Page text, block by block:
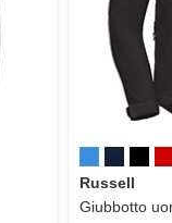
Russell
Giubbotto